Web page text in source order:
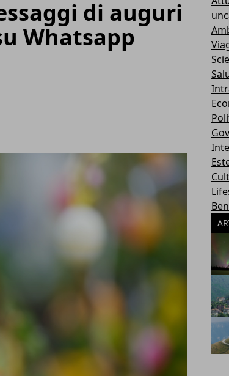
di auguri
Whatsapp